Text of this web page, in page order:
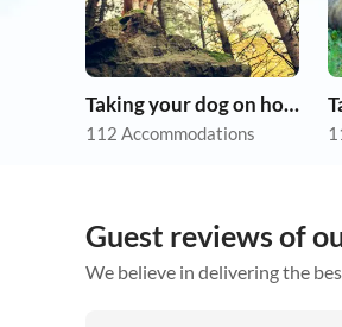
Taking your dog on holiday
112 Accommodations
Guest reviews of
We believe in delivering the